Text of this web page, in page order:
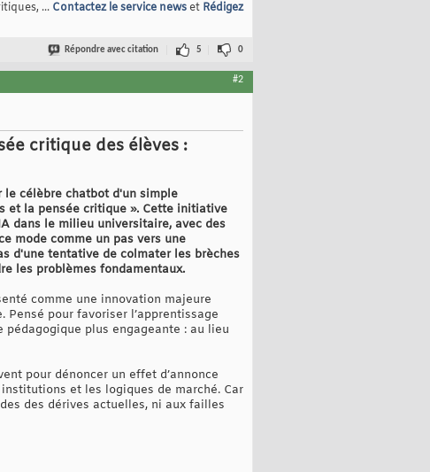
... Contactez le service newset Rédigez
Répondre avec citation 5 0
#2
critique des élèves :
le célèbre chatbot d'un simple
et la pensée critique ». Cette initiative
dans le milieu universitaire, avec des
mode comme un pas vers une
d'une tentative de colmater les brèches
les problèmes fondamentaux.
comme une innovation majeure
pour favoriser l’apprentissage
plus engageante : au lieu
pour dénoncer un effet d’annonce
et les logiques de marché. Car
des dérives actuelles, ni aux failles